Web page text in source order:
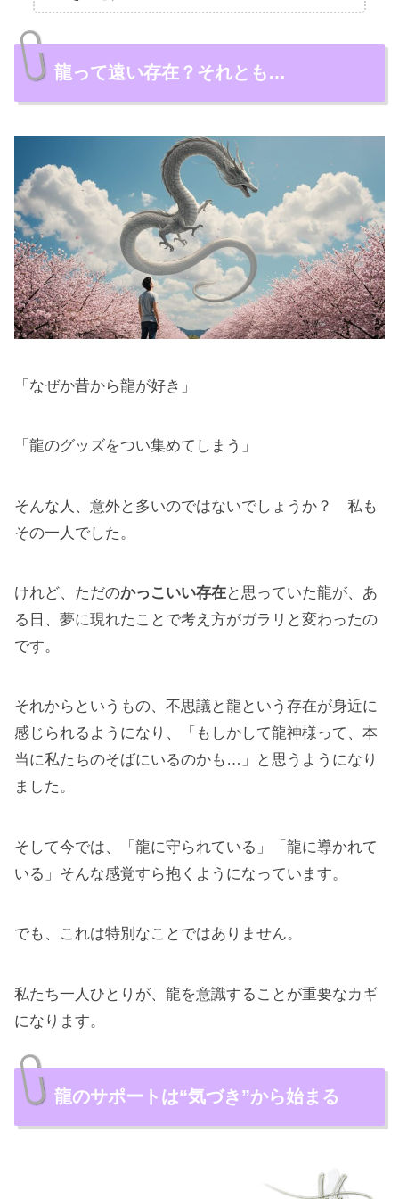
龍って遠い存在？それとも…
「なぜか昔から龍が好き」
「龍のグッズをつい集めてしまう」
そんな人、意外と多いのではないでしょうか？ 私も
その一人でした。
けれど、ただのかっこいい存在と思っていた龍が、あ
る日、夢に現れたことで考え方がガラリと変わったの
です。
それからというもの、不思議と龍という存在が身近に
感じられるようになり、「もしかして龍神様って、本
当に私たちのそばにいるのかも…」と思うようになり
ました。
そして今では、「龍に守られている」「龍に導かれて
いる」そんな感覚すら抱くようになっています。
でも、これは特別なことではありません。
私たち一人ひとりが、龍を意識することが重要なカギ
になります。
龍のサポートは“気づき”から始まる